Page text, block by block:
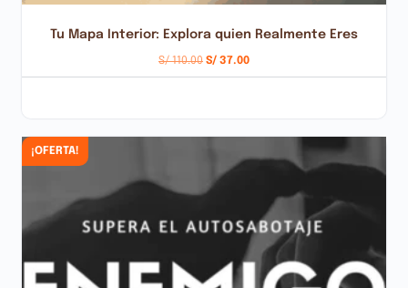
Tu Mapa Interior: Explora quien Realmente Eres
S/110.00 S/ 37.00
¡OFERTA!